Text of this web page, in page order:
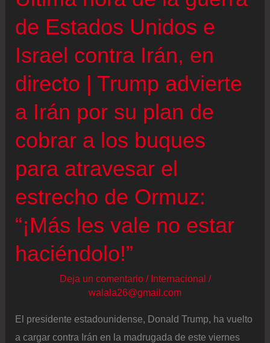
Teherán
defiende
posición
y
a
de
“exigencias
en
las
de Estados Unidos e
Israel contra Irán, en
directo | Trump advierte
a Irán por su plan de
cobrar a los buques
para atravesar el
estrecho de Ormuz:
“¡Más les vale no estar
haciéndolo!”
Deja un comentario / Internacional /
walala26@gmail.com
El presidente estadounidense, Donald Trump, ha vuelto
a cargar contra Irán en la madrugada de este viernes